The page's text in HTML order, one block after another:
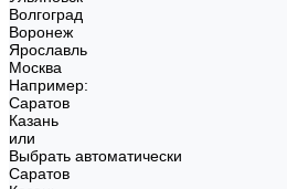
Волгоград
Воронеж
Ярославль
Москва
Например:
Саратов
Казань
или
Выбрать автоматически
Саратов